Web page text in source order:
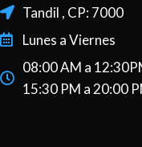
Tandil , CP: 7000
Lunes a Viernes
08:00 AM a
15:30 PM a 20:00